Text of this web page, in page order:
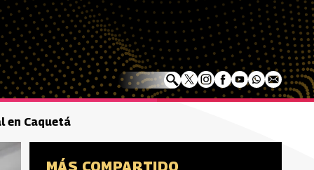
en Caquetá
MÁS COMPARTIDO